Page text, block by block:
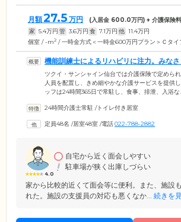
月額27.5 万円 (入居金 600.0万円) + 介護保険料
家 5.4万円 管 3.6万円 食 7.1万円 他 11.4万円
個室 / -m2 / 一時金方式＜一時金600万円プラン＞Ｃタイ
機能訓練士によるリハビリに注力。みな
手伝いをします
ツクイ・サンシャイン仙台では介護保険で定めら
人員を配置し、きめ細やかな介護サービスを提供
ッフは24時間365日で常駐し、食事、排泄、入浴な
い。協力医療機関とは万が一のときの往診や緊急時
さらに当施設では、機能訓練指導員によるリハビリ
をします。
24時間介護士常駐 /トイレ付き居室
定員48名 /居室48室 /電話022-788-2882
4.0
自宅から近く面会しやすい
駐車場が狭く出庫しづらい
家から比較的近くて面会等に便利。また、施設
れた。施設の支援員の対応も悪くなか... 続きを